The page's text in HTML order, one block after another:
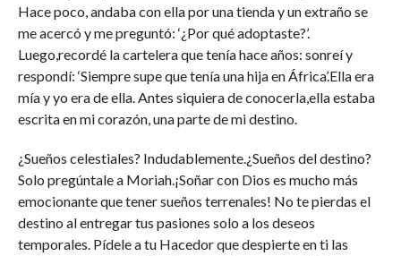
Hace poco, andaba con ella por una tienda y un extraño se
me acercó y me preguntó: ‘¿Por qué adoptaste?’.
Luego,recordé la cartelera que tenía hace años: sonreí y
respondí: ‘Siempre supe que tenía una hija en África’.Ella era
mía y yo era de ella. Antes siquiera de conocerla,ella estaba
escrita en mi corazón, una parte de mi destino.
¿Sueños celestiales? Indudablemente.¿Sueños del destino?
Solo pregúntale a Moriah.¡Soñar con Dios es mucho más
emocionante que tener sueños terrenales! No te pierdas el
destino al entregar tus pasiones solo a los deseos
temporales. Pídele a tu Hacedor que despierte en ti las